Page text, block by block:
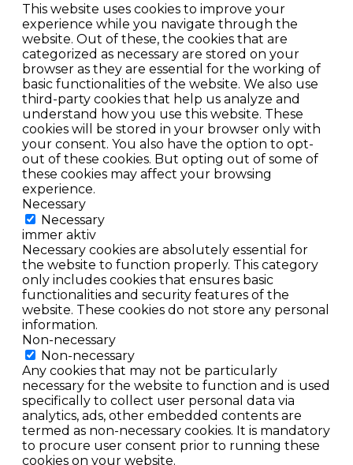
This website uses cookies to improve your
experience while you navigate through the
website. Out of these, the cookies that are
categorized as necessary are stored on your
browser as they are essential for the working of
basic functionalities of the website. We also use
third-party cookies that help us analyze and
understand how you use this website. These
cookies will be stored in your browser only with
your consent. You also have the option to opt-
out of these cookies. But opting out of some of
these cookies may affect your browsing
experience.
Necessary
Necessary
immer aktiv
Necessary cookies are absolutely essential for
the website to function properly. This category
only includes cookies that ensures basic
functionalities and security features of the
website. These cookies do not store any personal
information.
Non-necessary
Non-necessary
Any cookies that may not be particularly
necessary for the website to function and is used
specifically to collect user personal data via
analytics, ads, other embedded contents are
termed as non-necessary cookies. It is mandatory
to procure user consent prior to running these
cookies on your website.